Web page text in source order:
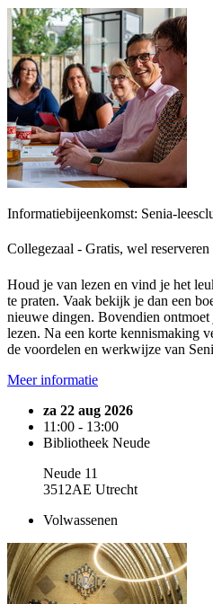
Informatiebijeenkomst: Senia-
Collegezaal - Gratis, wel reserveren
Houd je van lezen en vind je het
te praten. Vaak bekijk je dan een
nieuwe dingen. Bovendien
lezen. Na een korte kennismaking
de voordelen en werkwijze van
Meer informatie
za 22 aug 2026
11:00 - 13:00
Bibliotheek Neude
Neude 11
3512AE Utrecht
Volwassenen